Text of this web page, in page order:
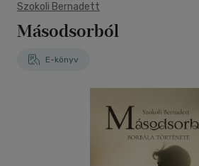
Szokoli Bernadett
Másodsorból
E-könyv